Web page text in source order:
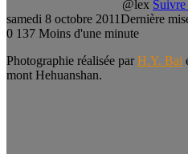
@lex
samedi 8 octobre 2011Dernière
0 137 Moins d'une minute
Photographie réalisée parH.Y. Bai
mont Hehuanshan.